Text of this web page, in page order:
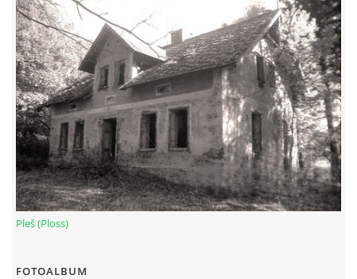
Pleš (Ploss)
FOTOALBUM